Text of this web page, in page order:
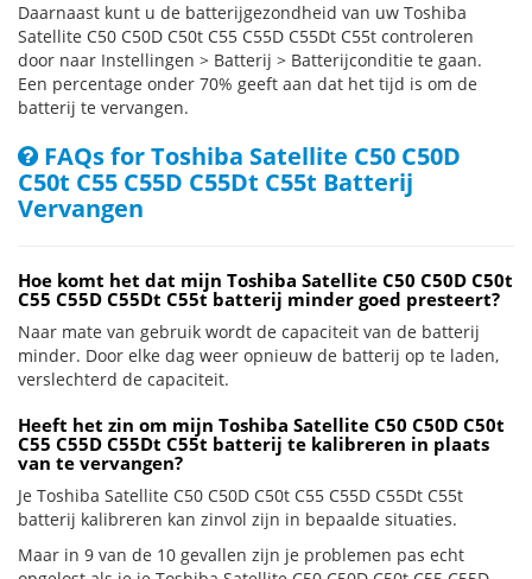
Daarnaast kunt u de batterijgezondheid van uw Toshiba
Satellite C50 C50D C50t C55 C55D C55Dt C55t controleren
door naar Instellingen > Batterij > Batterijconditie te gaan.
Een percentage onder 70% geeft aan dat het tijd is om de
batterij te vervangen.
FAQs for Toshiba Satellite C50 C50D
C50t C55 C55D C55Dt C55t Batterij
Vervangen
Hoe komt het dat mijn Toshiba Satellite C50 C50D C50t
C55 C55D C55Dt C55t batterij minder goed presteert?
Naar mate van gebruik wordt de capaciteit van de batterij
minder. Door elke dag weer opnieuw de batterij op te laden,
verslechterd de capaciteit.
Heeft het zin om mijn Toshiba Satellite C50 C50D C50t
C55 C55D C55Dt C55t batterij te kalibreren in plaats
van te vervangen?
Je Toshiba Satellite C50 C50D C50t C55 C55D C55Dt C55t
batterij kalibreren kan zinvol zijn in bepaalde situaties.
Maar in 9 van de 10 gevallen zijn je problemen pas echt